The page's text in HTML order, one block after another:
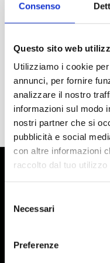
Consenso
Questo sito web
Utilizziamo i cookie
annunci, per fornire
analizzare il nostro
informazioni sul modo
nostri partner che si
pubblicità e social
con altre informazioni
raccolto dal tuo
delNecessari
Preferenze